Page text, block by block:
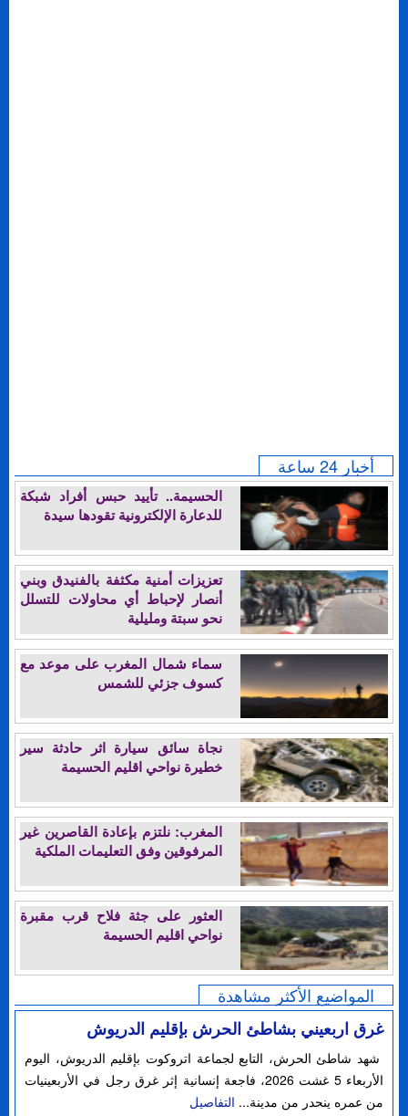
أخبار 24 ساعة
الحسيمة.. تأييد حبس أفراد شبكة
للدعارة الإلكترونية تقودها سيدة
تعزيزات أمنية مكثفة بالفنيدق وبني
أنصار لإحباط أي محاولات للتسلل
نحو سبتة ومليلية
سماء شمال المغرب على موعد مع
كسوف جزئي للشمس
نجاة سائق سيارة اثر حادثة سير
خطيرة نواحي اقليم الحسيمة
المغرب: نلتزم بإعادة القاصرين غير
المرفوقين وفق التعليمات الملكية
العثور على جثة فلاح قرب مقبرة
نواحي اقليم الحسيمة
المواضيع الأكثر مشاهدة
غرق اربعيني بشاطئ الحرش بإقليم الدريوش
شهد شاطئ الحرش، التابع لجماعة اتروكوت بإقليم الدريوش، اليوم
الأربعاء 5 غشت 2026، فاجعة إنسانية إثر غرق رجل في الأربعينيات
من عمره ينحدر من مدينة... التفاصيل